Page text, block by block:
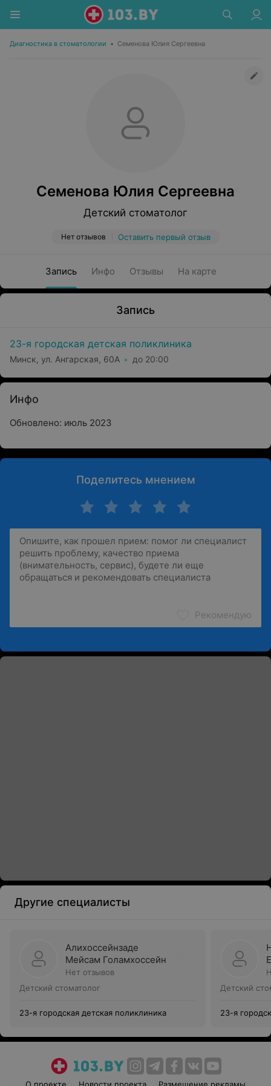
Диагностика в стоматологии • Семенова Юлия Сергеевна
Семенова Юлия Сергеевна
Детский стоматолог
Нет отзывов Оставить первый отзыв
Запись Инфо Отзывы На карте
Запись
23-я городская детская поликлиника
Минск, ул. Ангарская, 60А до 20:00
Инфо
Обновлено: июль 2023
Поделитесь мнением
Рекомендую
Другие специалисты
Алихоссейнзаде
Мейсам Голамхоссейн
Нет отзывов
Детский стоматолог
23-я городская детская поликлиника
Детский
23-я